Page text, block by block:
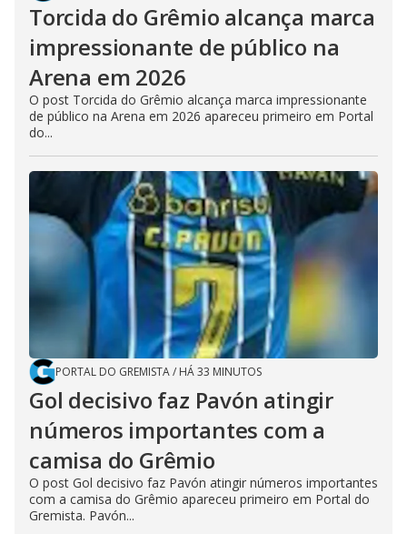
Torcida do Grêmio alcança marca
impressionante de público na
Arena em 2026
O post Torcida do Grêmio alcança marca impressionante
de público na Arena em 2026 apareceu primeiro em Portal
do...
PORTAL DO GREMISTA/ HÁ 33 MINUTOS
Gol decisivo faz Pavón atingir
números importantes com a
camisa do Grêmio
O post Gol decisivo faz Pavón atingir números importantes
com a camisa do Grêmio apareceu primeiro em Portal do
Gremista. Pavón...